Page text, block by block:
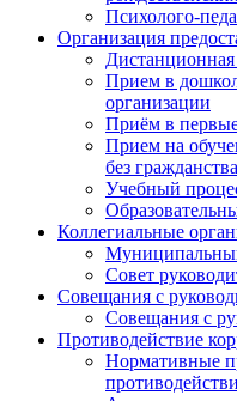
Психолого-
Организация
Прием в
организации
Приём в
Прием на
без гражданства
Учебный
Коллегиальные
Совет
Совещания с
Совещания с
Противодействие
Нормативные